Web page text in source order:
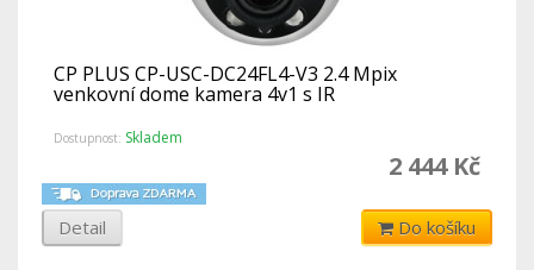
CP PLUS CP-USC-DC24FL4-V3 2.4 Mpix
venkovní dome kamera 4v1 s IR
Dostupnost: Skladem
2 444 Kč
Detail Do košíku